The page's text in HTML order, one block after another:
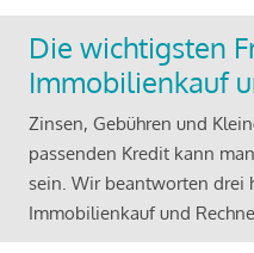
Die wichtigsten
Immobilienkauf
Zinsen, Gebühren und
passenden Kredit kann
sein. Wir beantworten drei
Immobilienkauf und